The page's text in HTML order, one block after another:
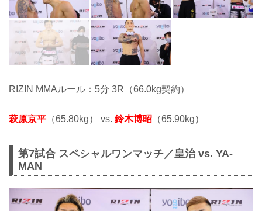
RIZIN MMAルール：5分 3R（66.0kg契約）
萩原京平 （65.80kg） vs. 鈴木博昭 （65.90kg）
第7試合 スペシャルワンマッチ／皇治 vs. YA-
MAN